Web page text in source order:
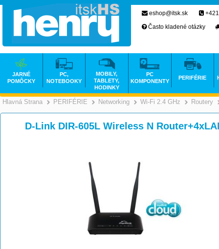
Hlavná Strana >
PERIFÉRIE >
Networking >
Wi-Fi 2.4 GHz Routery
D-Link DIR-605L Wireless N
eshop@itsk.sk
Často kladené otázky
JARNÉ
POMÔCKY
PC,
NOTEBOOKY
MOBILY,
TABLETY,
HODINKY
PC
KOMPONENTY
PERIFÉRIE